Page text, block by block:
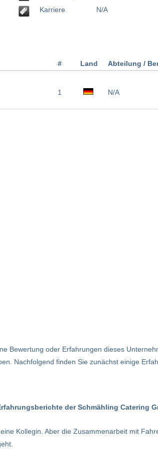
Karriere
N/A
# Land Abteilung /
1 N/A
Bewertung oder Erfahrungen dieses
Nachfolgend finden Sie zunächst einige
der Schmähling Catering
Kollegin. Aber die Zusammenarbeit mit